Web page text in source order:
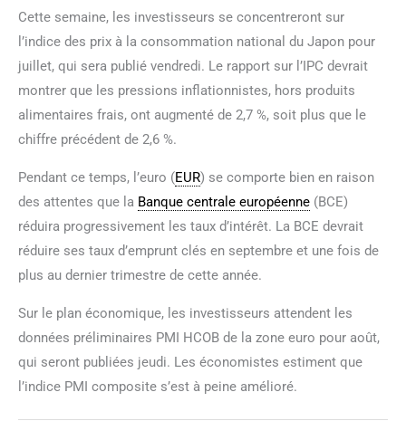
Cette semaine, les investisseurs se concentreront sur
l’indice des prix à la consommation national du Japon pour
juillet, qui sera publié vendredi. Le rapport sur l’IPC devrait
montrer que les pressions inflationnistes, hors produits
alimentaires frais, ont augmenté de 2,7 %, soit plus que le
chiffre précédent de 2,6 %.
Pendant ce temps, l’euro (EUR) se comporte bien en raison
des attentes que la Banque centrale européenne (BCE)
réduira progressivement les taux d’intérêt. La BCE devrait
réduire ses taux d’emprunt clés en septembre et une fois de
plus au dernier trimestre de cette année.
Sur le plan économique, les investisseurs attendent les
données préliminaires PMI HCOB de la zone euro pour août,
qui seront publiées jeudi. Les économistes estiment que
l’indice PMI composite s’est à peine amélioré.